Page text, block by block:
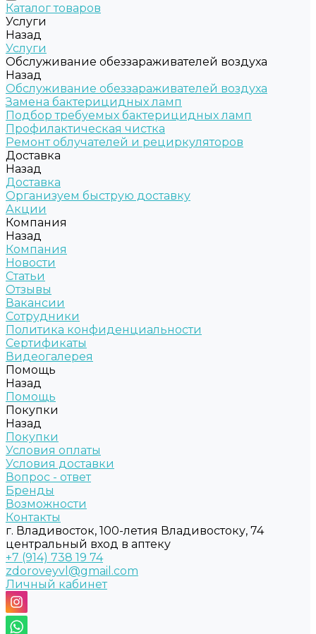
Каталог товаров
Услуги
Назад
Услуги
Обслуживание обеззараживателей воздуха
Назад
Обслуживание обеззараживателей воздуха
Замена бактерицидных ламп
Подбор требуемых бактерицидных ламп
Профилактическая чистка
Ремонт облучателей и рециркуляторов
Доставка
Назад
Доставка
Организуем быструю доставку
Акции
Компания
Назад
Компания
Новости
Статьи
Отзывы
Вакансии
Сотрудники
Политика конфиденциальности
Сертификаты
Видеогалерея
Помощь
Назад
Помощь
Покупки
Назад
Покупки
Условия оплаты
Условия доставки
Вопрос - ответ
Бренды
Возможности
Контакты
г. Владивосток, 100-летия Владивостоку, 74
центральный вход в аптеку
+7 (914) 738 19 74
zdoroveyvl@gmail.com
Личный кабинет